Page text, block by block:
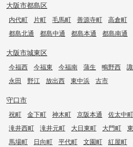
大阪市都島区
内代町 片町 毛馬町 善源寺町 高倉町
都島北通
都島中通 都島本通 都島南通
大阪市城東区
今福西 今福東 今福南 蒲生 鴫野西
永田
野江 放出西 東中浜 古市
守口市
祝町 金下町 神木町 京阪本通 佐太中町
滝井西町
滝井元町 大日東町 大門町
馬場町
日向町 平代町 文園町 紅屋町